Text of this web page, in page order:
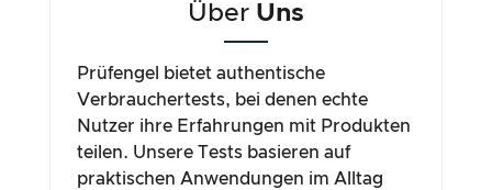
Über Uns
Prüfengel bietet authentische
Verbrauchertests, bei denen echte
Nutzer ihre Erfahrungen mit Produkten
teilen. Unsere Tests basieren auf
praktischen Anwendungen im Alltag